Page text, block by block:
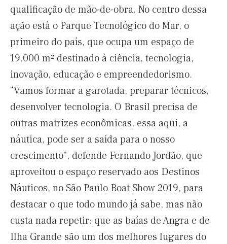
qualificação de mão-de-obra. No centro dessa
ação está o Parque Tecnológico do Mar, o
primeiro do país, que ocupa um espaço de
19.000 m² destinado à ciência, tecnologia,
inovação, educação e empreendedorismo.
“Vamos formar a garotada, preparar técnicos,
desenvolver tecnologia. O Brasil precisa de
outras matrizes econômicas, essa aqui, a
náutica, pode ser a saída para o nosso
crescimento”, defende Fernando Jordão, que
aproveitou o espaço reservado aos Destinos
Náuticos, no São Paulo Boat Show 2019, para
destacar o que todo mundo já sabe, mas não
custa nada repetir: que as baías de Angra e de
Ilha Grande são um dos melhores lugares do